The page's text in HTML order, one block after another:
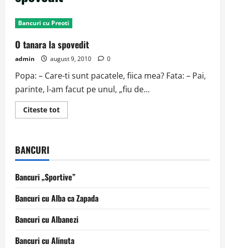
Bancuri cu Preoti
O tanara la spovedit
admin august 9, 2010 0
Popa: – Care-ti sunt pacatele, fiica mea? Fata: – Pai,
parinte, l-am facut pe unul, „fiu de...
Citeste totRead
more
BANCURI
Bancuri „Sportive”
Bancuri cu Alba ca Zapada
Bancuri cu Albanezi
Bancuri cu Alinuta